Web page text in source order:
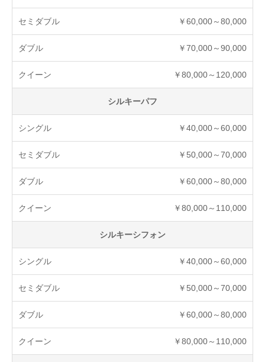
￥60,000～80,000
￥70,000～90,000
￥80,000～120,000
シルキーパフ
￥40,000～60,000
￥50,000～70,000
￥60,000～80,000
￥80,000～110,000
シルキーシフォン
￥40,000～60,000
￥50,000～70,000
￥60,000～80,000
￥80,000～110,000